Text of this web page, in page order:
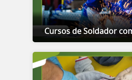
Cursos de Soldador